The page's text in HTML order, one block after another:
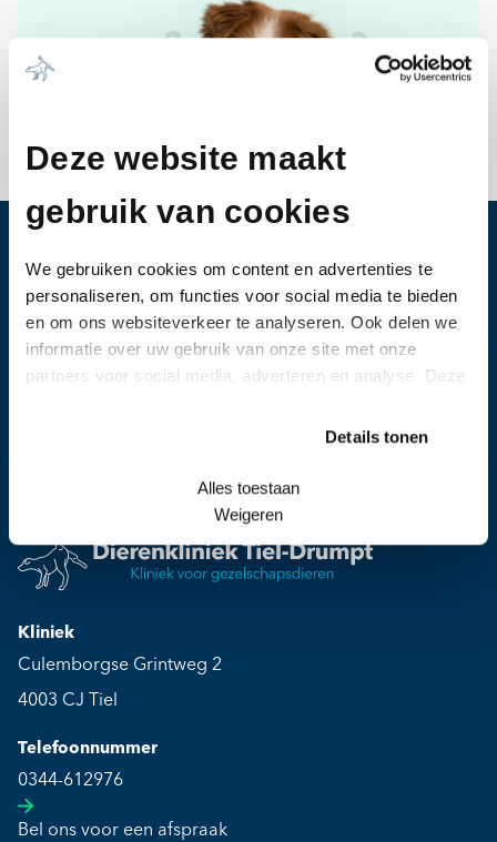
Deze website maakt
gebruik van cookies
We gebruiken cookies om content en advertenties te
personaliseren, om functies voor social media te bieden
en om ons websiteverkeer te analyseren. Ook delen we
informatie over uw gebruik van onze site met onze
partners voor social media, adverteren en analyse. Deze
informatie die u aan ze heeft verstrekt of die ze hebben
Details tonen
Alles toestaan
Weigeren
Heb je vragen?
0344-612976
Wanneer u vragen heeft of een afspraak wil
Kliniek
Culemborgse Grintweg 2
4003 CJ Tiel
Telefoonnummer
0344-612976
Bel ons voor een afspraak